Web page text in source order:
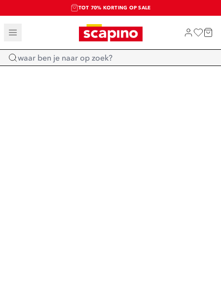
TOT 70% KORTING OP SALE
SALE: LAATSTE KANS!
SHOP NIEUW
Home